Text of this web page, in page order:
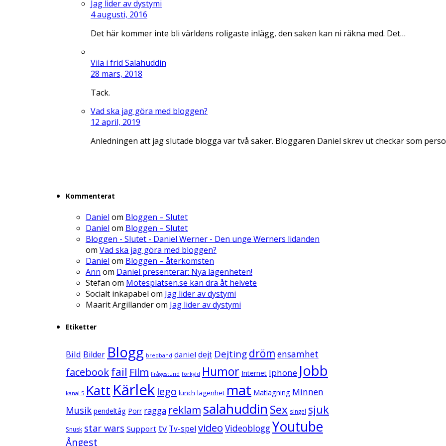
Jag lider av dystymi
4 augusti, 2016
Det här kommer inte bli världens roligaste inlägg, den saken kan ni räkna med. Det…
Vila i frid Salahuddin
28 mars, 2018
Tack.
Vad ska jag göra med bloggen?
12 april, 2019
Anledningen att jag slutade blogga var två saker. Bloggaren Daniel skrev ut checkar som
Kommenterat
Daniel om Bloggen – Slutet
Daniel om Bloggen – Slutet
Bloggen - Slutet - Daniel Werner - Den unge Werners lidanden
om Vad ska jag göra med bloggen?
Daniel om Bloggen – återkomsten
Ann om Daniel presenterar: Nya lägenheten!
Stefan om Mötesplatsen.se kan dra åt helvete
Socialt inkapabel om Jag lider av dystymi
Maarit Argillanderom Jag lider av dystymi
Etiketter
Bild Bilder Blogg bredband daniel dejt Dejtingdröm ensamhet
facebookfail Film Frågestund förkyld Humor Internet Iphone Jobb
kanal 5 Katt Kärlek lego lunch lägenhet mat Matlagning Minnen
Musik pendeltåg Porr ragga reklam salahuddin Sex singel sjuk
Snusk star wars Support tv Tv-spel video VideobloggYoutube
Ångest